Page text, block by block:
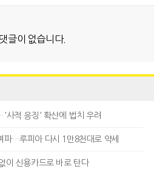
글이 없습니다.
사적 응징' 확산에 법치 우려
파…루피아 다시 1만8천대로 약세
이 신용카드로 바로 탄다